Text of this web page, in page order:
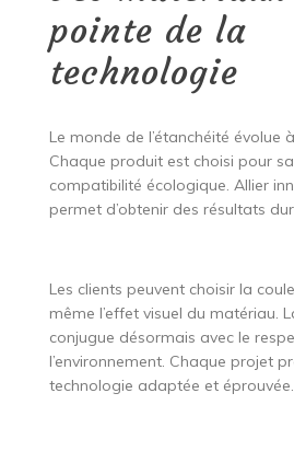
pointe de la
technologie
Le monde de l’étanchéité évolue
Chaque produit est choisi pour
compatibilité écologique. Allier
permet d’obtenir des résultats
Les clients peuvent choisir la
même l’effet visuel du matériau.
conjugue désormais avec le
l’environnement. Chaque projet
technologie adaptée et éprouvée.